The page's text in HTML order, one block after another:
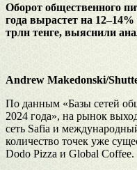
Оборот общественного
года вырастет на
трлн тенге, выяснили
Andrew Makedonski/
По данным «Базы сетей
2024 года», на рынок
сеть Safia и
количество точек уже
Dodo Pizza и Global Coffee.